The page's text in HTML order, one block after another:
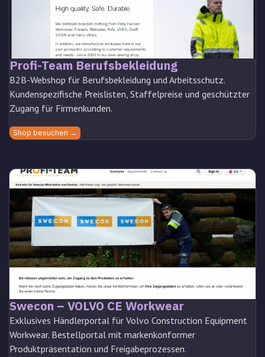
Profi-Team Berufsbekleidung
B2B-Webshop für Berufsbekleidung und Arbeitsschutz.
Kundenspezifische Preislisten, Staffelpreise und geschützter
Zugang für Firmenkunden.
Shop besuchen →
Swecon – VOLVO CE Workwear
Exklusives Händlerportal für Volvo Construction Equipment
Workwear. Bestellportal mit markenkonformer
Produktpräsentation und Freigabeprozessen.